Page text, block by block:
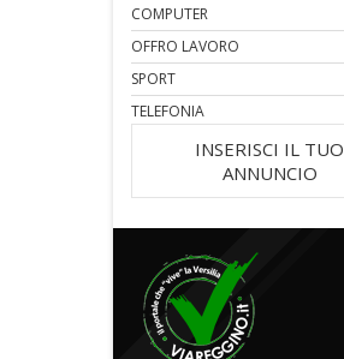
COMPUTER
OFFRO LAVORO
SPORT
TELEFONIA
INSERISCI IL TUO
ANNUNCIO